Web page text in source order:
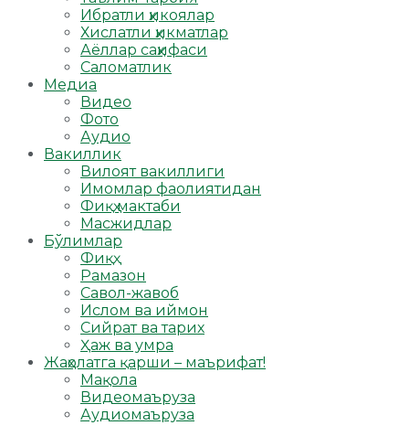
Ибратли ҳикоялар
Хислатли ҳикматлар
Аёллар саҳифаси
Саломатлик
Медиа
Видео
Фото
Аудио
Вакиллик
Вилоят вакиллиги
Имомлар фаолиятидан
Фиқҳ мактаби
Масжидлар
Бўлимлар
Фиқҳ
Рамазон
Савол-жавоб
Ислом ва иймон
Сийрат ва тарих
Ҳаж ва умра
Жаҳолатга қарши – маърифат!
Мақола
Видеомаъруза
Аудиомаъруза